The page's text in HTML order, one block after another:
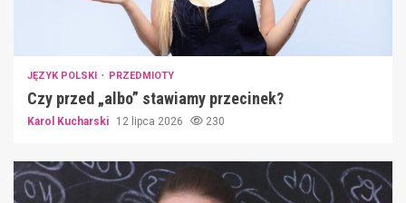
JĘZYK POLSKI PRZEDMIOTY
Czy przed „albo” stawiamy przecinek?
Karol Kucharski 12 lipca 2026 230